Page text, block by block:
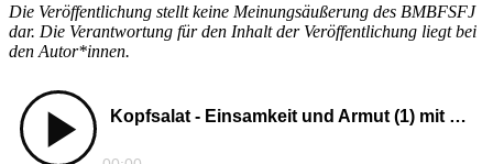
Die Veröffentlichung stellt keine Meinungsäußerung des BMBFSFJ
dar. Die Verantwortung für den Inhalt der Veröffentlichung liegt bei
den Autor*innen.